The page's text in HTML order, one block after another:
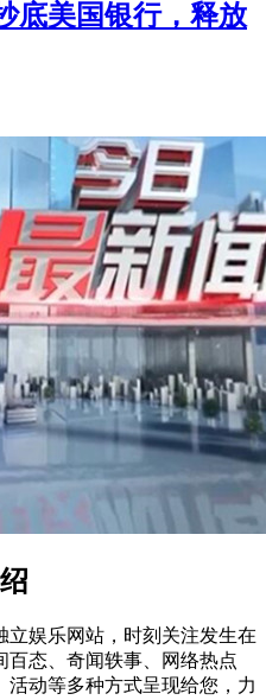
底美国银行，释放
娱乐网站，时刻关注发生在
百态、奇闻轶事、网络热点
动等多种方式呈现给您，力